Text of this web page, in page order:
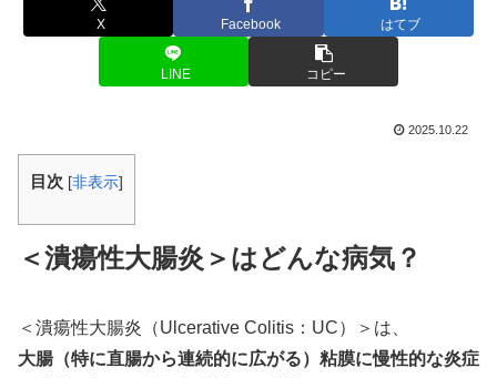
X Facebook はてブ
LINE コピー
2025.10.22
目次 [非表示]
＜潰瘍性大腸炎＞はどんな病気？
＜潰瘍性大腸炎（Ulcerative Colitis：UC）＞は、
大腸（特に直腸から連続的に広がる）粘膜に慢性的な炎症